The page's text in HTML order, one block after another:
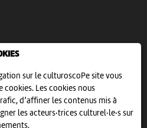
sur le culturoscoPe site vous
cookies. Les cookies nous
d’affiner les contenus mis à
les acteurs·trices culturel·le·s sur